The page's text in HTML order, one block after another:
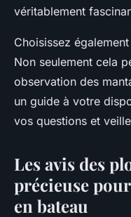
véritablement
Choisissez
Non seulement cela
observation des
un guide à votre
vos questions et
Les avis des
précieuse
en bateau